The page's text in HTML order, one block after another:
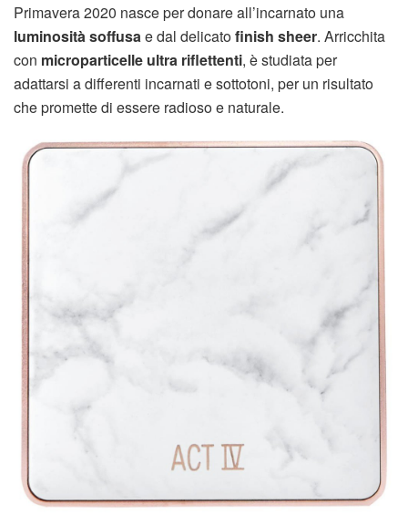
Primavera 2020 nasce per donare all’incarnato una
luminosità soffusae dal delicatofinish sheer. Arricchita
con microparticelle ultra riflettenti, è studiata per
adattarsi a differenti incarnati e sottotoni, per un risultato
che promette di essere radioso e naturale.